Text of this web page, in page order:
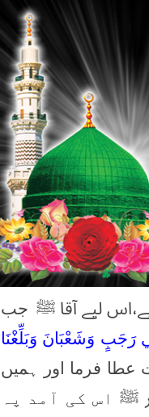
لیے آقا ﷺ جب
رَجَبٍ وَشَعْبَانَ وَبَلِّغْنَا
عطا فرما اور ہمیں
اس کی آمد پہ